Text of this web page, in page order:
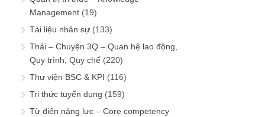
Management (19)
Tài liệu nhân sự (133)
Thải – Chuyện 3Q – Quan hệ lao động,
Quy trình, Quy chế (220)
Thư viện BSC & KPI (116)
Tri thức tuyển dụng (159)
Từ điển năng lực – Core competency